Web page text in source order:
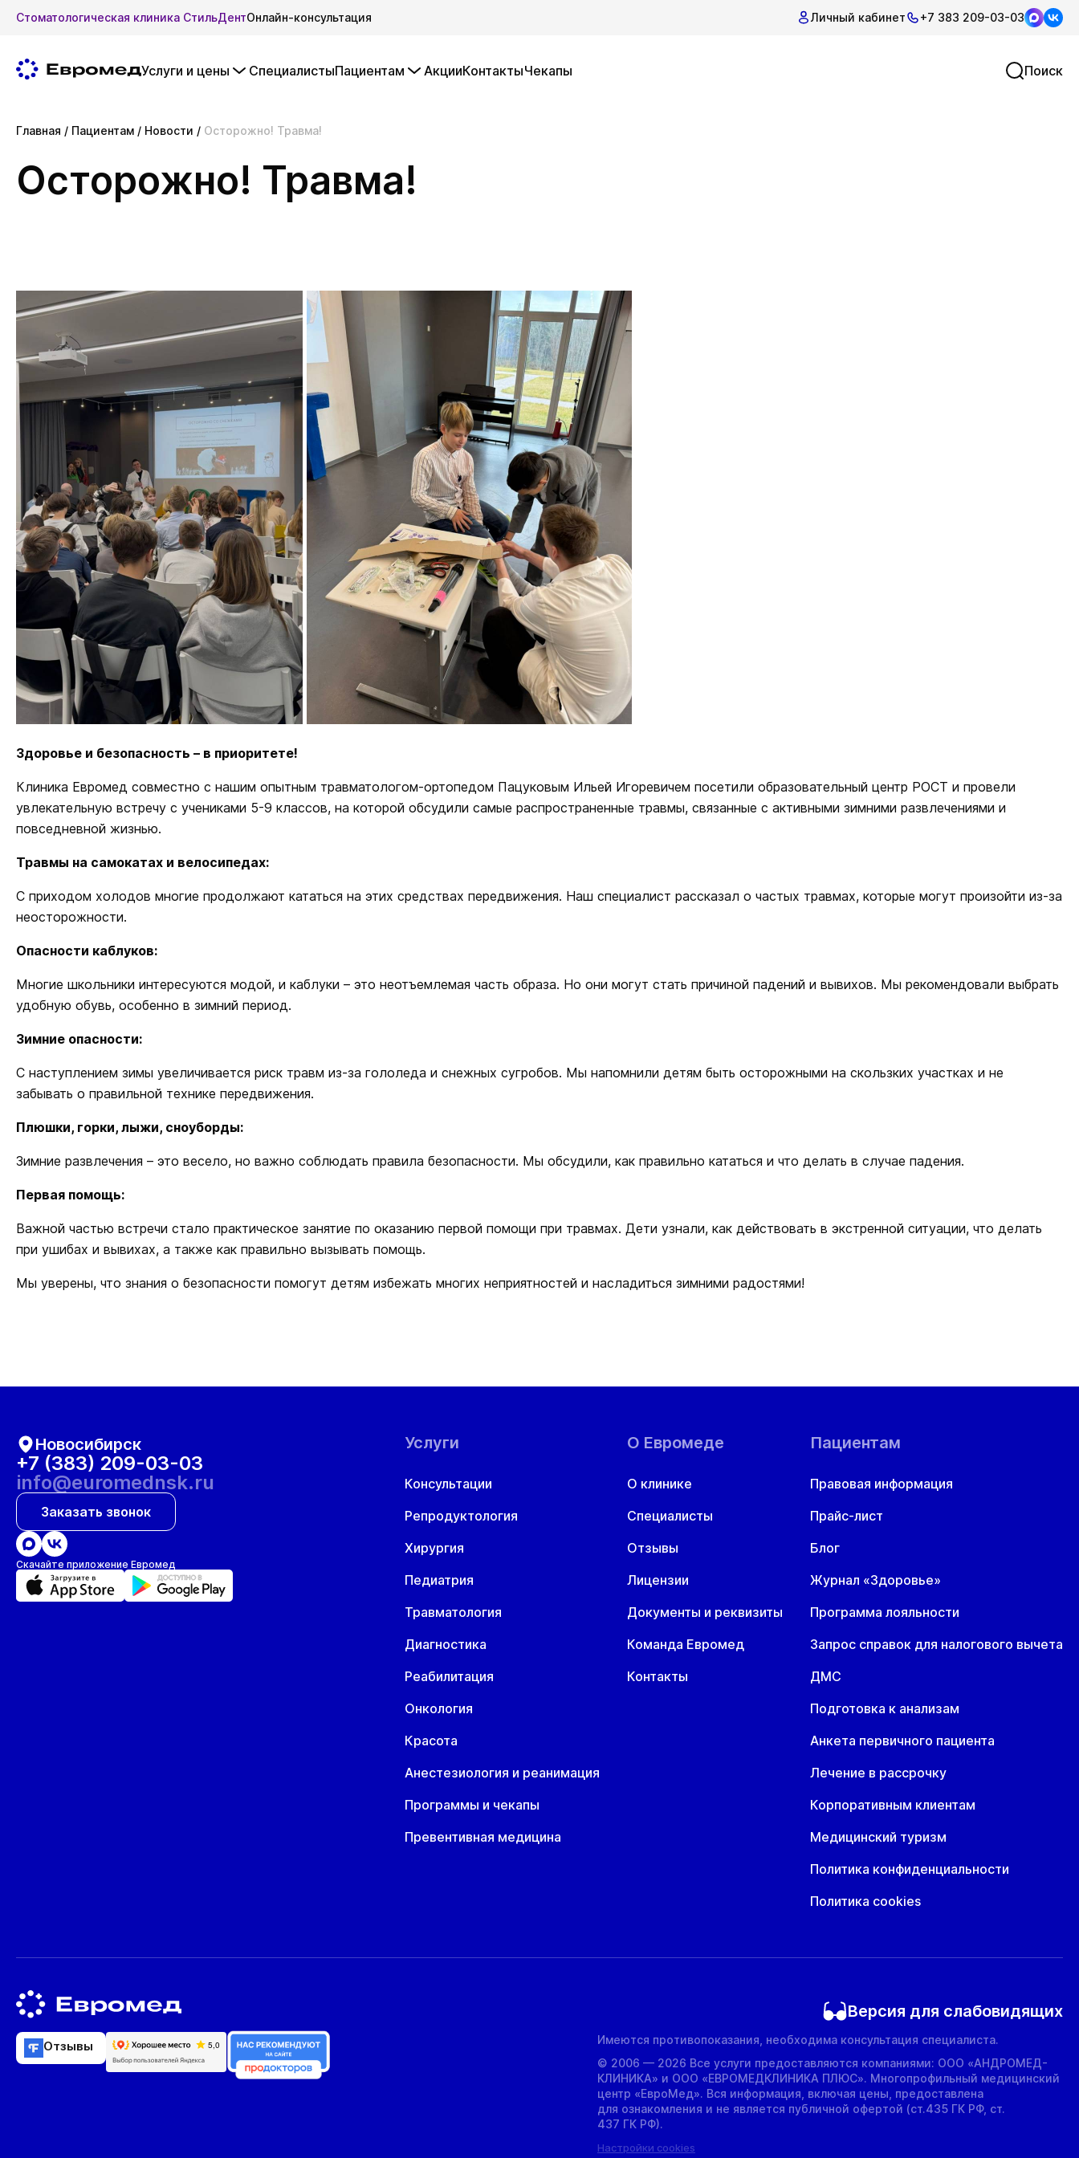
Стоматологическая клиника СтильДентОнлайн-консультация Личный кабинет +7 383 209-03-03
Услуги и цены СпециалистыПациентам АкцииКонтактыЧекапы Поиск
Главная / Пациентам / Новости / Осторожно! Травма!
Осторожно! Травма!
Здоровье и безопасность – в приоритете!
Клиника Евромед совместно с нашим опытным травматологом-ортопедом Пацуковым Ильей Игоревичем посетили образовательный центр РОСТ и провели
увлекательную встречу с учениками 5-9 классов, на которой обсудили самые распространенные травмы, связанные с активными зимними развлечениями и
повседневной жизнью.
Травмы на самокатах и велосипедах:
С приходом холодов многие продолжают кататься на этих средствах передвижения. Наш специалист рассказал о частых травмах, которые могут произойти из-за
неосторожности.
Опасности каблуков:
Многие школьники интересуются модой, и каблуки – это неотъемлемая часть образа. Но они могут стать причиной падений и вывихов. Мы рекомендовали выбрать
удобную обувь, особенно в зимний период.
Зимние опасности:
С наступлением зимы увеличивается риск травм из-за гололеда и снежных сугробов. Мы напомнили детям быть осторожными на скользких участках и не
забывать о правильной технике передвижения.
Плюшки, горки, лыжи, сноуборды:
Зимние развлечения – это весело, но важно соблюдать правила безопасности. Мы обсудили, как правильно кататься и что делать в случае падения.
Первая помощь:
Важной частью встречи стало практическое занятие по оказанию первой помощи при травмах. Дети узнали, как действовать в экстренной ситуации, что делать
при ушибах и вывихах, а также как правильно вызывать помощь.
Мы уверены, что знания о безопасности помогут детям избежать многих неприятностей и насладиться зимними радостями!
Новосибирск
+7 (383) 209-03-03
info@euromednsk.ru
Заказать звонок
Скачайте приложение Евромед
Услуги
Консультации
Репродуктология
Хирургия
Педиатрия
Травматология
Диагностика
Реабилитация
Онкология
Красота
Анестезиология и реанимация
Программы и чекапы
Превентивная медицина
О Евромеде
О клинике
Специалисты
Отзывы
Лицензии
Документы и реквизиты
Команда Евромед
Контакты
Пациентам
Правовая информация
Прайс-лист
Блог
Журнал «Здоровье»
Программа лояльности
Запрос справок для налогового вычета
ДМС
Подготовка к анализам
Анкета первичного пациента
Лечение в рассрочку
Корпоративным клиентам
Медицинский туризм
Политика конфиденциальности
Политика cookies
Версия для слабовидящих
Отзывы
Имеются противопоказания, необходима консультация специалиста.
© 2006 — 2026 Все услуги предоставляются компаниями: ООО «АНДРОМЕД-
КЛИНИКА» и ООО «ЕВРОМЕДКЛИНИКА ПЛЮС». Многопрофильный медицинский
центр «ЕвроМед». Вся информация, включая цены, предоставлена
для ознакомления и не является публичной офертой (ст.435 ГК РФ, cт.
437 ГК РФ).
Настройки cookies